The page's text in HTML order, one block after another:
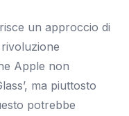
un approccio di
Apple non
ma piuttosto
potrebbe